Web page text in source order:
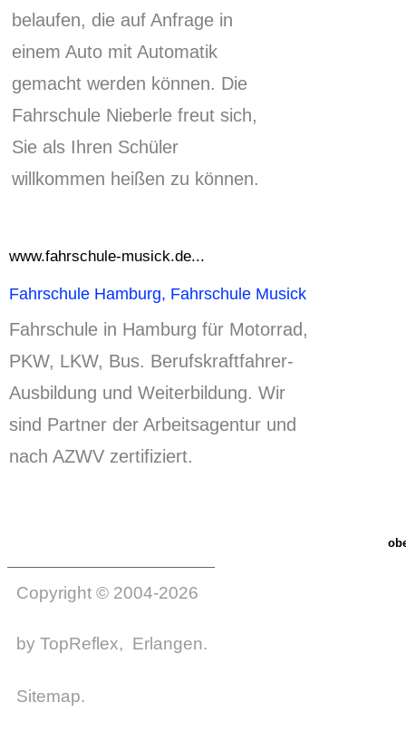
belaufen, die auf Anfrage in
einem Auto mit Automatik
gemacht werden können. Die
Fahrschule Nieberle freut sich,
Sie als Ihren Schüler
willkommen heißen zu können.
www.fahrschule-musick.de...
Fahrschule Hamburg, Fahrschule Musick
Fahrschule in Hamburg für Motorrad,
PKW, LKW, Bus. Berufskraftfahrer-
Ausbildung und Weiterbildung. Wir
sind Partner der Arbeitsagentur und
nach AZWV zertifiziert.
Copyright © 2004-2026
by TopReflex, Erlangen.
Sitemap.